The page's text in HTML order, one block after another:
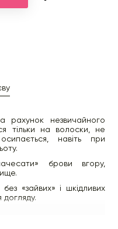
незвичайного
тільки на волоски, не
навіть при
брови вгору,
«зайвих» і шкідливих
догляду.
залишається стільки,